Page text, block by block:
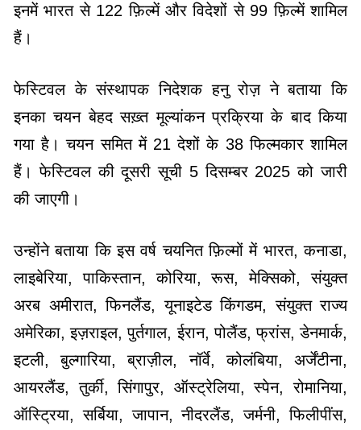
इनमें भारत से 122 फ़िल्में और विदेशों से 99 फ़िल्में शामिल
हैं।
फेस्टिवल के संस्थापक निदेशक हनु रोज़ ने बताया कि
इनका चयन बेहद सख़्त मूल्यांकन प्रक्रिया के बाद किया
गया है। चयन समित में 21 देशों के 38 फिल्मकार शामिल
हैं। फेस्टिवल की दूसरी सूची 5 दिसम्बर 2025 को जारी
की जाएगी।
उन्होंने बताया कि इस वर्ष चयनित फ़िल्मों में भारत, कनाडा,
लाइबेरिया, पाकिस्तान, कोरिया, रूस, मेक्सिको, संयुक्त
अरब अमीरात, फिनलैंड, यूनाइटेड किंगडम, संयुक्त राज्य
अमेरिका, इज़राइल, पुर्तगाल, ईरान, पोलैंड, फ्रांस, डेनमार्क,
इटली, बुल्गारिया, ब्राज़ील, नॉर्वे, कोलंबिया, अर्जेंटीना,
आयरलैंड, तुर्की, सिंगापुर, ऑस्ट्रेलिया, स्पेन, रोमानिया,
ऑस्ट्रिया, सर्बिया, जापान, नीदरलैंड, जर्मनी, फिलीपींस,